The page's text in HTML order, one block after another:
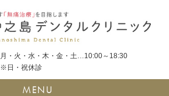
月・火・水・木・金・土…10:00～18:30
※日・祝休診
MENU